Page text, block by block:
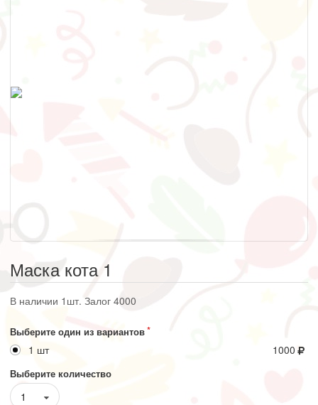
Маска кота 1
В наличии 1шт. Залог 4000
Выберите один из вариантов
1 шт 1000
Выберите количество
1